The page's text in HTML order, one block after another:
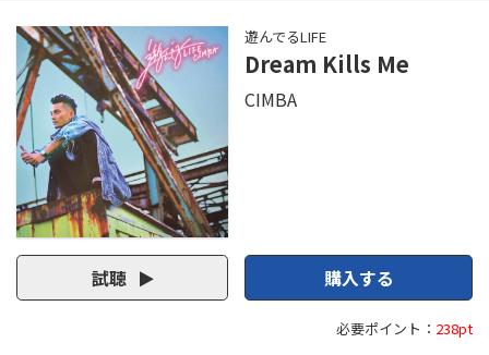
遊んでるLIFE
Dream Kills Me
CIMBA
試聴 購入する
必要ポイント： 238pt